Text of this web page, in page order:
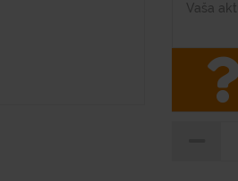
Vaša